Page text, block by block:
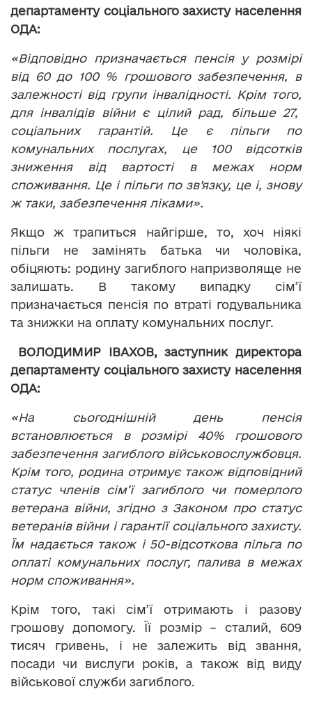
департаменту соціального захисту населення
ОДА:
«Відповідно призначається пенсія у розмірі
від 60 до 100 % грошового забезпечення, в
залежності від групи інвалідності. Крім того,
для інвалідів війни є цілий рад, більше 27,
соціальних гарантій. Це є пільги по
комунальних послугах, це 100 відсотків
зниження від вартості в межах норм
споживання. Це і пільги по зв’язку, це і, знову
ж таки, забезпечення ліками».
Якщо ж трапиться найгірше, то, хоч ніякі
пільги не замінять батька чи чоловіка,
обіцяють: родину загиблого напризволяще не
залишать. В такому випадку сім’ї
призначається пенсія по втраті годувальника
та знижки на оплату комунальних послуг.
ВОЛОДИМИР ІВАХОВ, заступник директора
департаменту соціального захисту населення
ОДА:
«На сьогоднішній день пенсія
встановлюється в розмірі 40% грошового
забезпечення загиблого військовослужбовця.
Крім того, родина отримує також відповідний
статус членів сім’ї загиблого чи померлого
ветерана війни, згідно з Законом про статус
ветеранів війни і гарантії соціального захисту.
Їм надається також і 50-відсоткова пільга по
оплаті комунальних послуг, палива в межах
норм споживання».
Крім того, такі сім’ї отримають і разову
грошову допомогу. Її розмір – сталий, 609
тисяч гривень, і не залежить від звання,
посади чи вислуги років, а також від виду
військової служби загиблого.